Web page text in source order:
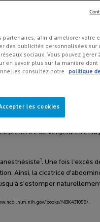
voire
bien traiter votre
En effet, une plastie
souffrant d’une peau
présence de vergetures et
1. Une fois l’excès
Ainsi, la cicatrice
s’estomper
books/NBK431058/.
afin d’améliorer votre
des publicités personnalisées sur
sociaux. Vous pouvez gérer
en savoir plus sur la manière dont
consultez notre
politique
les cookies